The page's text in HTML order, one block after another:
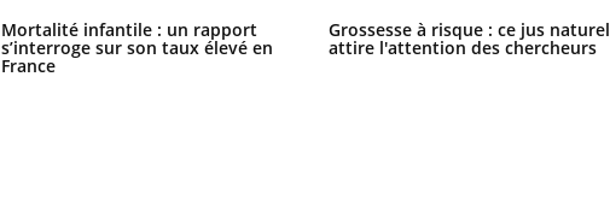
Mortalité infantile : un rapport
s’interroge sur son taux élevé en
France
Grossesse à risque : ce jus naturel
attire l'attention des chercheurs